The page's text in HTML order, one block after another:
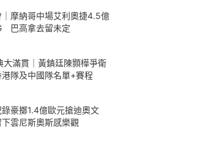
｜摩納哥中場艾利奧捷4.5億
巴高拿去留未定
大滿貫｜黃鎮廷陳顥樺爭衛
隊及中國隊名單+賽程
豪擲1.4億歐元搶迪奧文
雲尼斯奧斯感樂觀